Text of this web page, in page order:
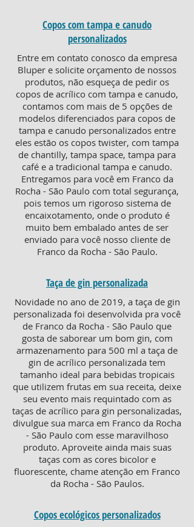
Copos com tampa e canudo
personalizados
Entre em contato conosco da empresa
Bluper e solicite orçamento de nossos
produtos, não esqueça de pedir os
copos de acrílico com tampa e canudo,
contamos com mais de 5 opções de
modelos diferenciados para copos de
tampa e canudo personalizados entre
eles estão os copos twister, com tampa
de chantilly, tampa space, tampa para
café e a tradicional tampa e canudo.
Entregamos para você em Franco da
Rocha - São Paulo com total segurança,
pois temos um rigoroso sistema de
encaixotamento, onde o produto é
muito bem embalado antes de ser
enviado para você nosso cliente de
Franco da Rocha - São Paulo.
Taça de gin personalizada
Novidade no ano de 2019, a taça de gin
personalizada foi desenvolvida pra você
de Franco da Rocha - São Paulo que
gosta de saborear um bom gin, com
armazenamento para 500 ml a taça de
gin de acrílico personalizada tem
tamanho ideal para bebidas tropicais
que utilizem frutas em sua receita, deixe
seu evento mais requintado com as
taças de acrílico para gin personalizadas,
divulgue sua marca em Franco da Rocha
- São Paulo com esse maravilhoso
produto. Aproveite ainda mais suas
taças com as cores bicolor e
fluorescente, chame atenção em Franco
da Rocha - São Paulos.
Copos ecológicos personalizados